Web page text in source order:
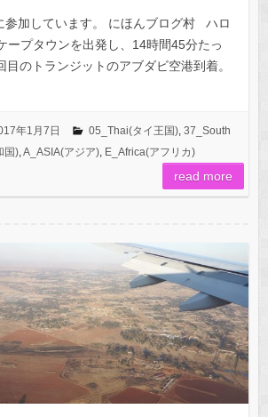
参加しています。 にほんブログ村 ハロ
ープタウンを出発し、14時間45分たっ
目のトランジットのアブダビ空港到着。
年1月7日 05_Thai(タイ王国), 37_South
国),A_ASIA(アジア), E_Africa(アフリカ)
read more